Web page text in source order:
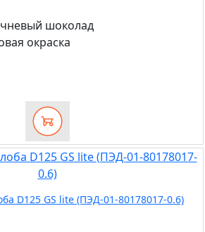
шоколад
окраска
D125 GS lite (ПЭД-01-80178017-0.6)